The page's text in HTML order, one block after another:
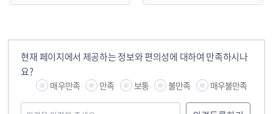
현재 페이지에서 제공하는 정보와 편의성에 대하여 만족하시나
요?
매우만족 만족 보통 불만족 매우불만족